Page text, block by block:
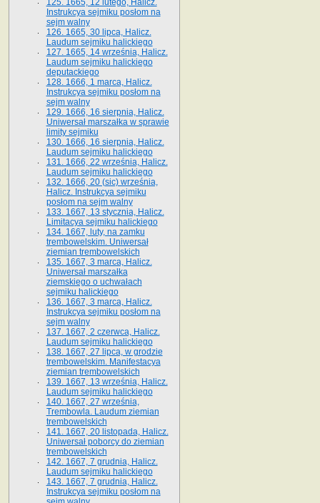
125. 1665, 12 lutego, Halicz.
Instrukcya sejmiku posłom na
sejm walny
126. 1665, 30 lipca, Halicz.
Laudum sejmiku halickiego
127. 1665, 14 września, Halicz.
Laudum sejmiku halickiego
deputackiego
128. 1666, 1 marca, Halicz.
Instrukcya sejmiku posłom na
sejm walny
129. 1666, 16 sierpnia, Halicz.
Uniwersał marszałka w sprawie
limity sejmiku
130. 1666, 16 sierpnia, Halicz.
Laudum sejmiku halickiego
131. 1666, 22 września, Halicz.
Laudum sejmiku halickiego
132. 1666, 20 (sic) września,
Halicz. Instrukcya sejmiku
posłom na sejm walny
133. 1667, 13 stycznia, Halicz.
Limitacya sejmiku halickiego
134. 1667, luty, na zamku
trembowelskim. Uniwersał
ziemian trembowelskich
135. 1667, 3 marca, Halicz.
Uniwersał marszałka
ziemskiego o uchwałach
sejmiku halickiego
136. 1667, 3 marca, Halicz.
Instrukcya sejmiku posłom na
sejm walny
137. 1667, 2 czerwca, Halicz.
Laudum sejmiku halickiego
138. 1667, 27 lipca, w grodzie
trembowelskim. Manifestacya
ziemian trembowelskich
139. 1667, 13 września, Halicz.
Laudum sejmiku halickiego
140. 1667, 27 września,
Trembowla. Laudum ziemian
trembowelskich
141. 1667, 20 listopada, Halicz.
Uniwersał poborcy do ziemian
trembowelskich
142. 1667, 7 grudnia, Halicz.
Laudum sejmiku halickiego
143. 1667, 7 grudnia, Halicz.
Instrukcya sejmiku posłom na